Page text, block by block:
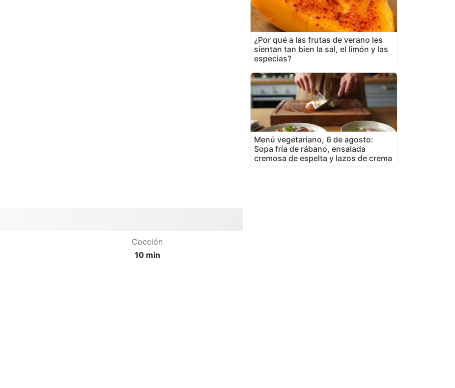
Cocción
10 min
¿Por qué a las frutas de verano les
sientan tan bien la sal, el limón y las
especias?
Menú vegetariano, 6 de agosto:
Sopa fría de rábano, ensalada
cremosa de espelta y lazos de crema